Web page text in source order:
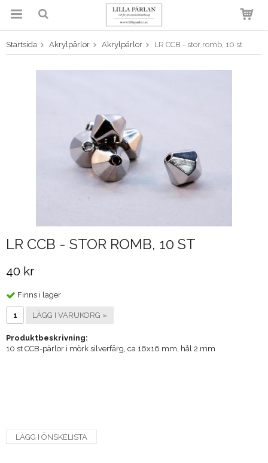
Produkten har blivit tillagd i
varukorgen
Startsida Akrylpärlor Akrylpärlor LR CCB - stor romb, 10 st
LR CCB - STOR ROMB, 10 ST
40 kr
Finns i lager
LÄGG I VARUKORG »
Produktbeskrivning:
10 st CCB-pärlor i mörk silverfärg, ca 16x16 mm, hål 2 mm
LÄGG I ÖNSKELISTA